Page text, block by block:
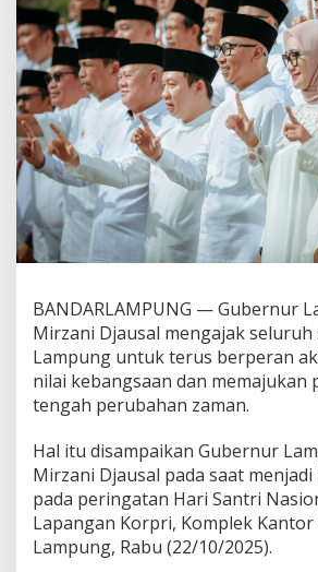
r
i
S
a
n
t
r
i
N
a
o
l
2
0
2
5
a
n
t
r
i
L
BANDARLAMPUNG — Gubernur
Mirzani Djausal mengajak
Lampung untuk terus berperan
nilai kebangsaan dan memajukan
tengah perubahan zaman.
Hal itu disampaikan Gubernur
Mirzani Djausal pada saat menjadi
pada peringatan Hari Santri
Lapangan Korpri, Komplek
Lampung, Rabu (22/10/2025).